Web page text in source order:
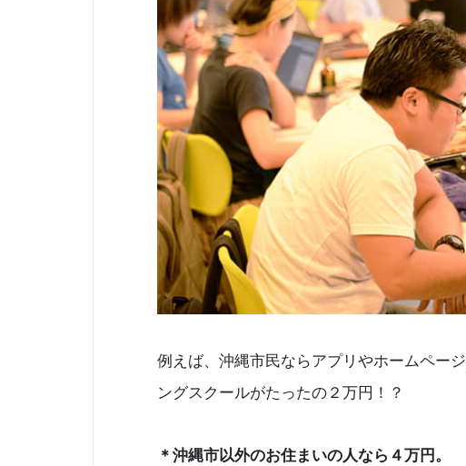
例えば、沖縄市民ならアプリやホームペー
ングスクールがたったの２万円！？
＊沖縄市以外のお住まいの人なら４万円。